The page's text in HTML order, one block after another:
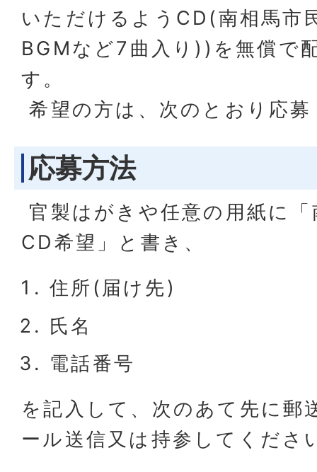
いただけるようCD(南相馬市
BGMなど7曲入り))を無償で
す。
希望の方は、次のとおり応
応募方法
官製はがきや任意の用紙に
CD希望」と書き、
住所(届け先)
氏名
電話番号
を記入して、次のあて先に郵
ール送信又は持参してくださ